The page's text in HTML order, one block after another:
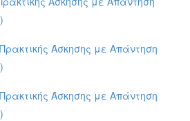
Άσκησης με Απάντηση
Άσκησης με Απάντηση